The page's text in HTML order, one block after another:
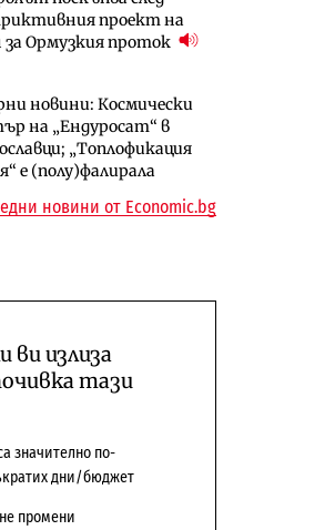
проект на
за Ормузкия проток
новини: Космически
на „Ендуросат“ в
„Топлофикация
e (полу)фалирала
напълно от Google
финанси
вече зависят от
власт за 75% от
си
и все повече сгради
е лидер при
компании и
интегратори
новини от Economic.bg
ви излиза
тази
значително по-
дни/бюджет
промени